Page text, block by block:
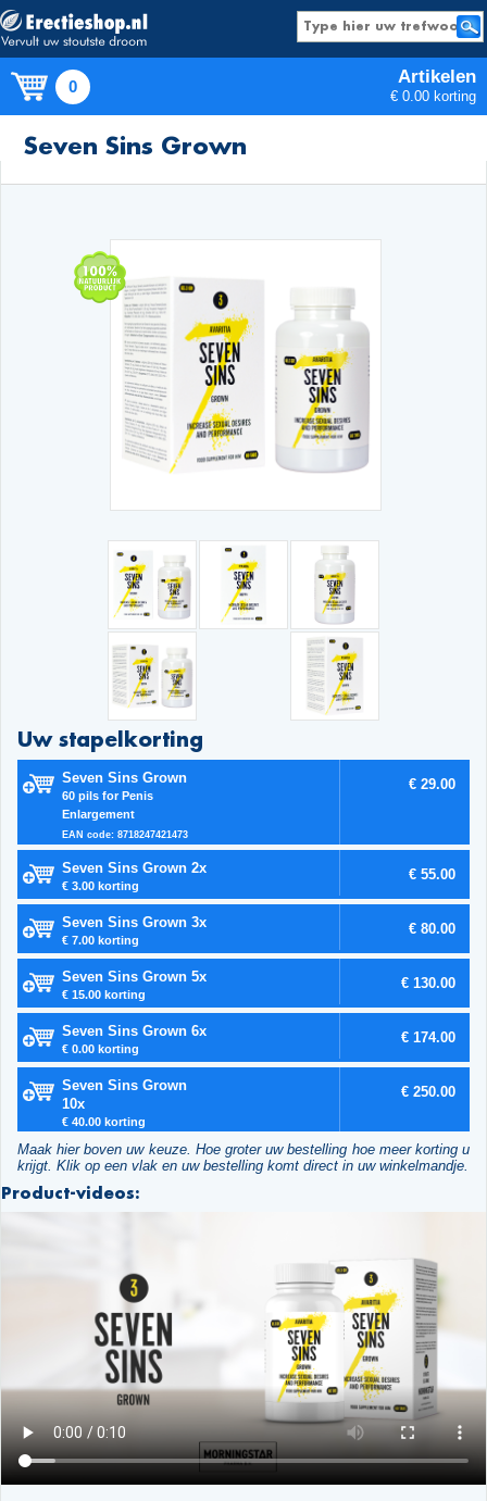
0 Artikelen
€ 0.00 korting
Seven Sins Grown
Uw stapelkorting
Seven Sins Grown
60 pils for Penis
Enlargement
EAN code: 8718247421473
€ 29.00
Seven Sins Grown 2x
€ 3.00 korting
€ 55.00
Seven Sins Grown 3x
€ 7.00 korting
€ 80.00
Seven Sins Grown 5x
€ 15.00 korting
€ 130.00
Seven Sins Grown 6x
€ 0.00 korting
€ 174.00
Seven Sins Grown
10x
€ 40.00 korting
€ 250.00
Maak hier boven uw keuze. Hoe groter uw bestelling hoe meer korting u
krijgt. Klik op een vlak en uw bestelling komt direct in uw winkelmandje.
Product-videos: